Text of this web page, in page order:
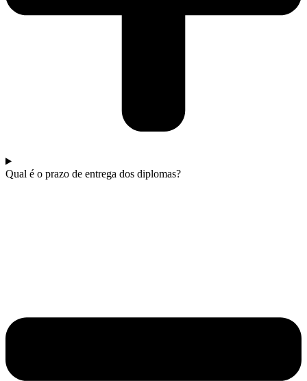
Qual é o prazo de entrega dos diplomas?